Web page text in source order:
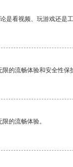
是看视频、玩游戏还是
的流畅体验和安全性保
的流畅体验。